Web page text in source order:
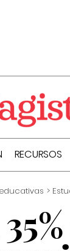
RECURSOS